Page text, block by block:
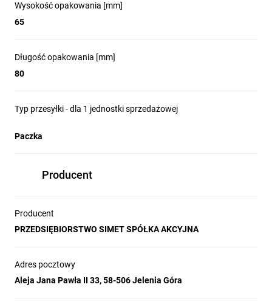
Wysokość opakowania [mm]
65
Długość opakowania [mm]
80
Typ przesyłki - dla 1 jednostki sprzedażowej
Paczka
Producent
Producent
PRZEDSIĘBIORSTWO SIMET SPÓŁKA AKCYJNA
Adres pocztowy
Aleja Jana Pawła II 33, 58-506 Jelenia Góra